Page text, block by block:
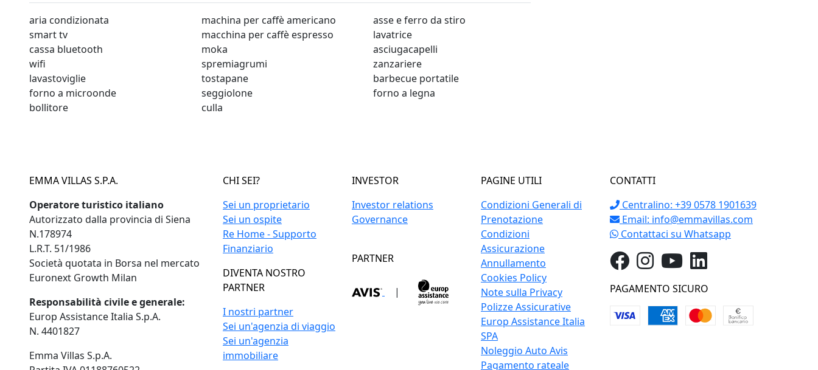
aria condizionata
smart tv
cassa bluetooth
wifi
lavastoviglie
forno a microonde
bollitore
machina per caffè americano
macchina per caffè espresso
moka
spremiagrumi
tostapane
seggiolone
culla
asse e ferro da stiro
lavatrice
asciugacapelli
zanzariere
barbecue portatile
forno a legna
EMMA VILLAS S.P.A.
Operatore turistico italiano
Autorizzato dalla provincia di Siena
N.178974
L.R.T. 51/1986
Società quotata in Borsa nel mercato
Euronext Growth Milan
Responsabilità civile e generale:
Europ Assistance Italia S.p.A.
N. 4401827
Emma Villas S.p.A.
CHI SEI?
Sei un proprietario
Sei un ospite
Re Home - Supporto
Finanziario
DIVENTA NOSTRO
PARTNER
I nostri partner
Sei un'agenzia di viaggio
Sei un'agenzia
immobiliare
INVESTOR
Investor relations
Governance
PARTNER
|
PAGINE UTILI
Condizioni Generali di
Prenotazione
Condizioni
Assicurazione
Annullamento
Cookies Policy
Note sulla Privacy
Polizze Assicurative
Europ Assistance Italia
SPA
Noleggio Auto Avis
Pagamento rateale
CONTATTI
Centralino: +39 0578 1901639
Email: info@emmavillas.com
Contattaci su Whatsapp
PAGAMENTO SICURO